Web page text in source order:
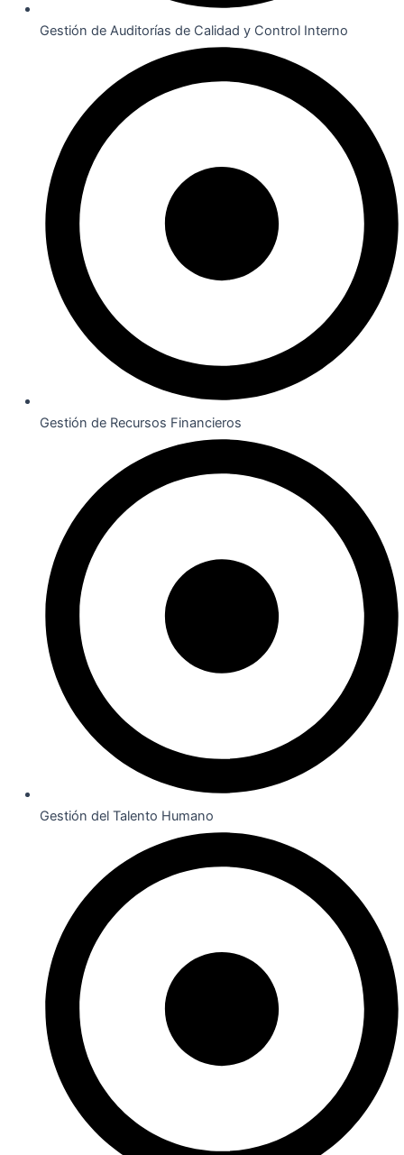
Gestión de Auditorías de Calidad y Control Interno
Gestión de Recursos Financieros
Gestión del Talento Humano